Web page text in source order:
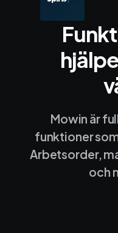
Mowin är
funktioner
Arbetsorder,
och